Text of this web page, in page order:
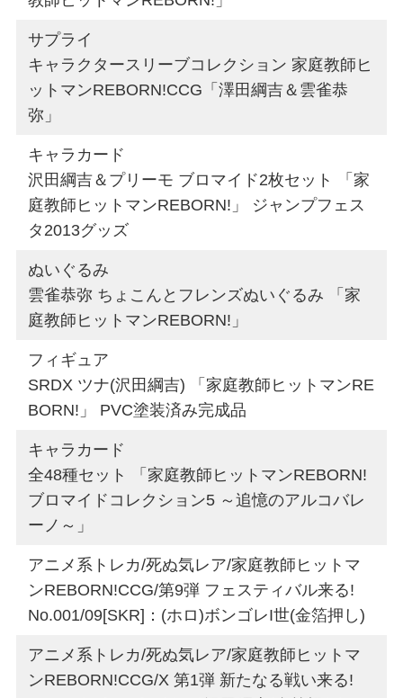
サプライ
キャラクタースリーブコレクション 家庭教師ヒ
ットマンREBORN!CCG「澤田綱吉＆雲雀恭
弥」
キャラカード
沢田綱吉＆プリーモ ブロマイド2枚セット 「家
庭教師ヒットマンREBORN!」 ジャンプフェス
タ2013グッズ
ぬいぐるみ
雲雀恭弥 ちょこんとフレンズぬいぐるみ 「家
庭教師ヒットマンREBORN!」
フィギュア
SRDX ツナ(沢田綱吉) 「家庭教師ヒットマンRE
BORN!」 PVC塗装済み完成品
キャラカード
全48種セット 「家庭教師ヒットマンREBORN!
ブロマイドコレクション5 ～追憶のアルコバレ
ーノ～」
アニメ系トレカ/死ぬ気レア/家庭教師ヒットマ
ンREBORN!CCG/第9弾 フェスティバル来る!
No.001/09[SKR]：(ホロ)ボンゴレI世(金箔押し)
アニメ系トレカ/死ぬ気レア/家庭教師ヒットマ
ンREBORN!CCG/X 第1弾 新たなる戦い来る!